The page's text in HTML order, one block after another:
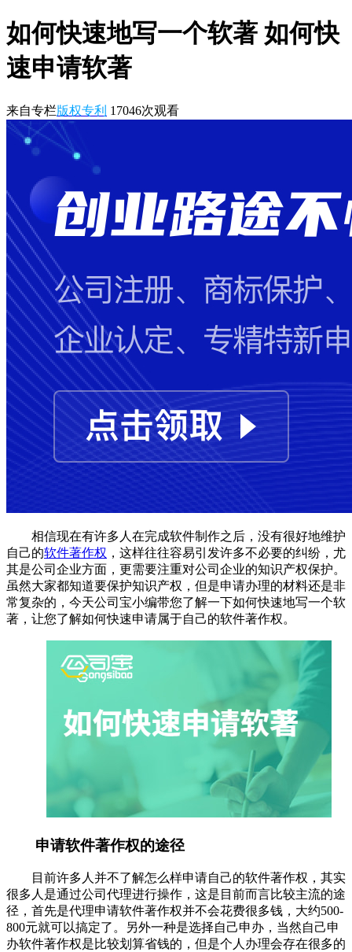
如何快速地写一个软著 如何快
速申请软著
来自专栏版权专利 17046次观看
相信现在有许多人在完成软件制作之后，没有很好地维护
自己的软件著作权 ，这样往往容易引发许多不必要的纠纷，尤
其是公司企业方面，更需要注重对公司企业的知识产权保护。
虽然大家都知道要保护知识产权，但是申请办理的材料还是非
常复杂的，今天公司宝小编带您了解一下如何快速地写一个软
著，让您了解如何快速申请属于自己的软件著作权。
申请软件著作权的途径
目前许多人并不了解怎么样申请自己的软件著作权，其实
很多人是通过公司代理进行操作，这是目前而言比较主流的途
径，首先是代理申请软件著作权并不会花费很多钱，大约500-
800元就可以搞定了。另外一种是选择自己申办，当然自己申
办软件著作权是比较划算省钱的，但是个人办理会存在很多的